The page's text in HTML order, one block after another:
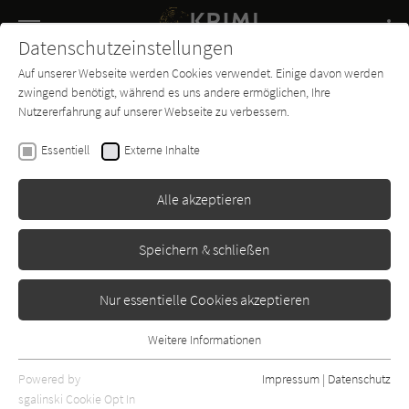
SUCHE
Buch-
Entdecker
Forum Charts
Datenschutzeinstellungen
Auf unserer Webseite werden Cookies verwendet. Einige davon werden
zwingend benötigt, während es uns andere ermöglichen, Ihre
Nutzererfahrung auf unserer Webseite zu verbessern.
Essentiell Externe Inhalte
Alle akzeptieren
Speichern & schließen
Nur essentielle Cookies akzeptieren
Essentielle Cookies werden für grundlegende Funktionen der
Webseite benötigt. Dadurch ist gewährleistet, dass die Webseite
Weitere Informationen
Powered by
sgalinski Cookie Opt In
Impressum | Datenschutz